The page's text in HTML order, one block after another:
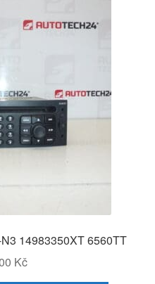
14983350XT 6560TT
Kč